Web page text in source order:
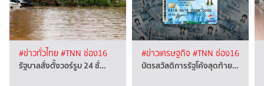
#ข่าวทั่วไทย#TNN ช่อง16
รัฐบาลสั่งตั้งวอร์รูม 24 ชั่…
#ข่าวเศรษฐกิจ #TNN ช่อง16
บัตรสวัสดิการรัฐโค้งสุดท้าย…